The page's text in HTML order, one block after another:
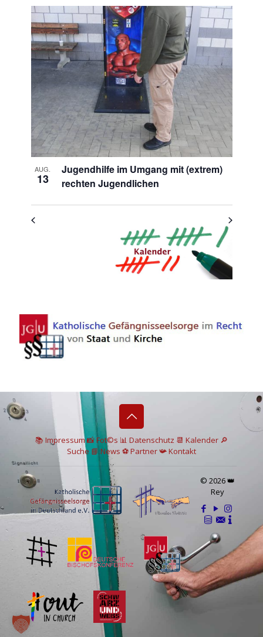
Navigation
Ansichten-
Navigation
auswählen.
List
of
Veranstaltungen
in
Photo
View
AUG.
13
Jugendhilfe im Umgang mit (extrem)
rechten Jugendlichen
📚 Impressum📸Fot©s 📊 Datenschutz 📆 Kalender 🔎
Suche 📘 News ⚽Partner📯Kontakt
© 2026 👑
Rey